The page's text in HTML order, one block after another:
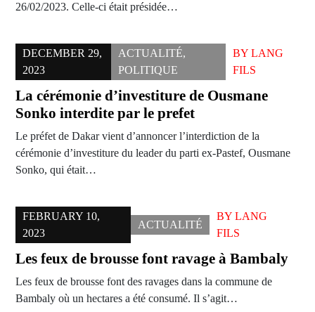
26/02/2023. Celle-ci était présidée…
DECEMBER 29,
2023
ACTUALITÉ,
POLITIQUE
BYLANG
FILS
La cérémonie d’investiture de Ousmane
Sonko interdite par le prefet
Le préfet de Dakar vient d’annoncer l’interdiction de la
cérémonie d’investiture du leader du parti ex-Pastef, Ousmane
Sonko, qui était…
FEBRUARY 10,
2023
ACTUALITÉ
BYLANG
FILS
Les feux de brousse font ravage à Bambaly
Les feux de brousse font des ravages dans la commune de
Bambaly où un hectares a été consumé. Il s’agit…